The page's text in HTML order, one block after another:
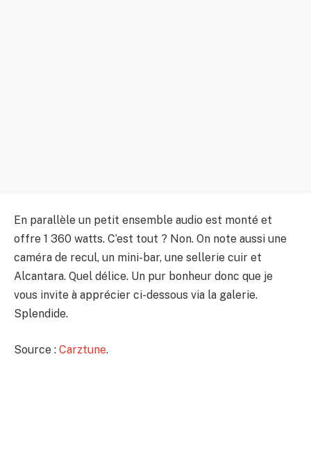
En parallèle un petit ensemble audio est monté et
offre 1 360 watts. C’est tout ? Non. On note aussi une
caméra de recul, un mini-bar, une sellerie cuir et
Alcantara. Quel délice. Un pur bonheur donc que je
vous invite à apprécier ci-dessous via la galerie.
Splendide.
Source : Carztune.